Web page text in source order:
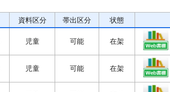
資料区分 帯出区分 状態
児童 可能 在架
児童 可能 在架